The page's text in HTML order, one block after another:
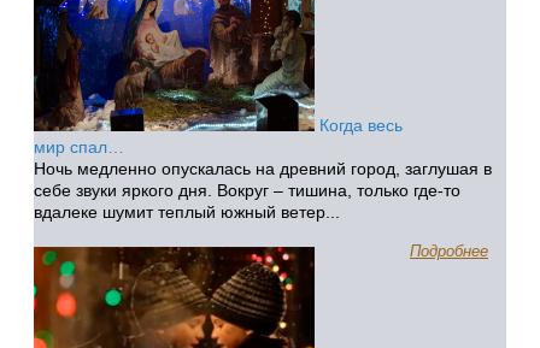
Когда весь
мир спал…
Ночь медленно опускалась на древний город, заглушая в
себе звуки яркого дня. Вокруг – тишина, только где-то
вдалеке шумит теплый южный ветер...
Подробнее